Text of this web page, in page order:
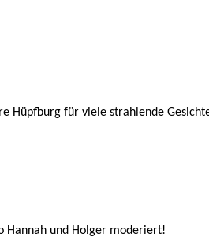
Hüpfburg für viele strahlende
Hannah und Holger moderiert!